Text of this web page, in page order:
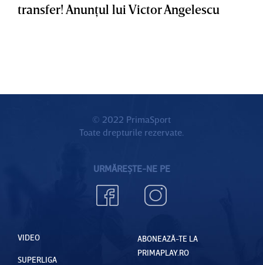
transfer! Anunţul lui Victor Angelescu
© 2022 PrimaSport
Toate drepturile rezervate.
URMĂREȘTE-NE PE
VIDEO
SUPERLIGA
ABONEAZĂ-TE LA
PRIMAPLAY.RO